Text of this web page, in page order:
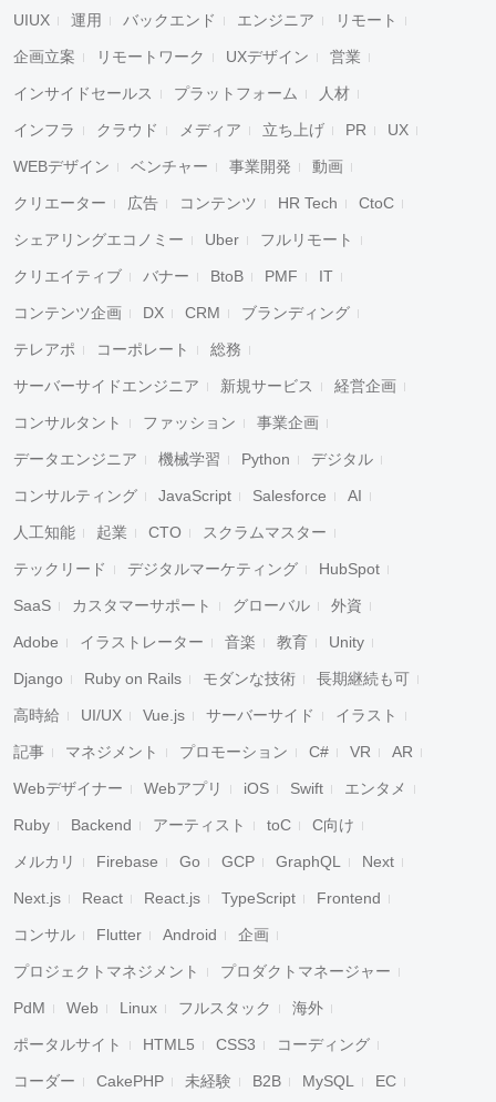
UIUX 運用 バックエンド エンジニア リモート
企画立案 リモートワーク UXデザイン 営業
インサイドセールス プラットフォーム 人材
インフラ クラウド メディア 立ち上げ PR UX
WEBデザイン ベンチャー 事業開発 動画
クリエーター 広告 コンテンツ HR Tech CtoC
シェアリングエコノミー Uber フルリモート
クリエイティブ バナー BtoB PMF IT
コンテンツ企画 DX CRM ブランディング
テレアポ コーポレート 総務
サーバーサイドエンジニア 新規サービス 経営企画
コンサルタント ファッション 事業企画
データエンジニア 機械学習 Python デジタル
コンサルティング JavaScript Salesforce AI
人工知能 起業 CTO スクラムマスター
テックリード デジタルマーケティング HubSpot
SaaS カスタマーサポート グローバル 外資
Adobe イラストレーター 音楽 教育 Unity
Django Ruby on Rails モダンな技術 長期継続も可
高時給 UI/UX Vue.js サーバーサイド イラスト
記事 マネジメント プロモーション C# VR AR
Webデザイナー Webアプリ iOS Swift エンタメ
Ruby Backend アーティスト toC C向け
メルカリ Firebase Go GCP GraphQL Next
Next.js React React.js TypeScript Frontend
コンサル Flutter Android 企画
プロジェクトマネジメント プロダクトマネージャー
PdM Web Linux フルスタック 海外
ポータルサイト HTML5 CSS3 コーディング
コーダー CakePHP 未経験 B2B MySQL EC